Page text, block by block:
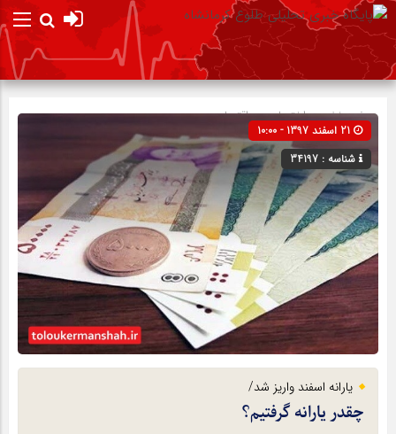
صفحه نخستاختصاصی»اقتصادی
شناسه : 34197
یارانه اسفند واریز شد/
چقدر یارانه گرفتیم؟